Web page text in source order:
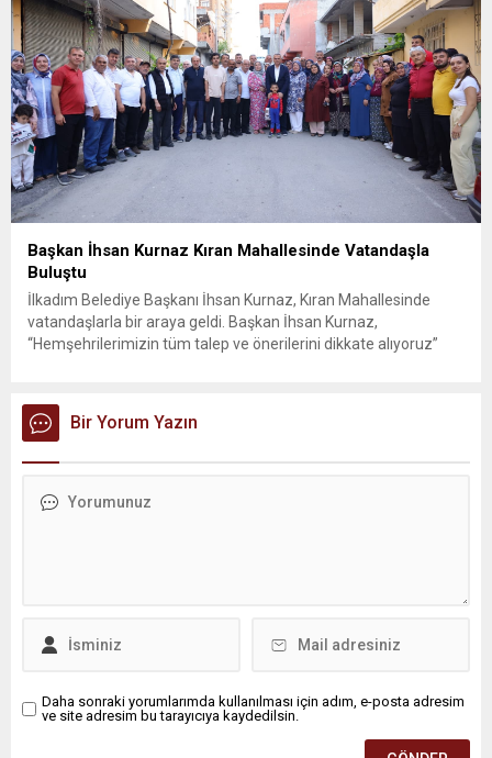
Başkan İhsan Kurnaz Kıran Mahallesinde Vatandaşla
Buluştu
İlkadım Belediye Başkanı İhsan Kurnaz, Kıran Mahallesinde
vatandaşlarla bir araya geldi. Başkan İhsan Kurnaz,
“Hemşehrilerimizin tüm talep ve önerilerini dikkate alıyoruz”
sohbet eden, onların talep ve önerileri dinleyen Başkan İhsan
Kurnaz, gelen taleplerin çözümü için...
Bir Yorum Yazın
Daha sonraki yorumlarımda kullanılması için adım, e-posta adresim
ve site adresim bu tarayıcıya kaydedilsin.